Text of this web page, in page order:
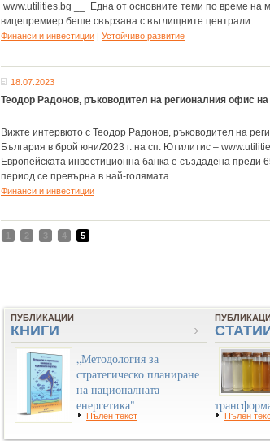
www.utilities.bg __ Една от основните теми по време на
вицепремиер беше свързана с въглищните централи
Финанси и инвестиции | Устойчиво развитие
18.07.2023
Теодор Радонов, ръководител на регионалния офис
Вижте интервюто с Теодор Радонов, ръководител на
България в брой юни/2023 г. на сп. Ютилитис –
Европейската инвестиционна банка е създадена преди
период се превърна в най-голямата
Финанси и инвестиции
1 2 3 4 5
ПУБЛИКАЦИИ
КНИГИ
„Методология за
стратегическо планиране
на националната
енергетика"
Пълен текст Пълен